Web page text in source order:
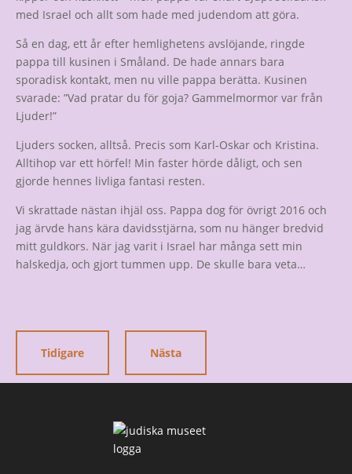
med Israel och allt som hade med judendom att göra.
Så en dag, ett år efter hemlighetens avslöjande, ringde
pappa till kusinen i Småland. De hade annars bara
sporadisk kontakt, men nu ville pappa berätta. Kusinen
svarade: ”Vad pratar du för goja? Gammelmormor var från
Ljuder!”
Ljuders socken, alltså. Precis som Karl-Oskar och Kristina.
Alltihop var ett hörfel! Min faster hörde dåligt, och sen
gjorde hennes livliga fantasi resten.
Vi skrattade nästan ihjäl oss. Pappa dog för övrigt 2016 och
jag ärvde hans kära davidsstjärna, som nu hänger bredvid
mitt guldkors. När jag varit i Israel har många sett min
halskedja, och gjort tummen upp. De skulle bara veta…
Tidigare Nästa